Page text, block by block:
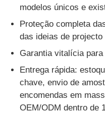
modelos únicos e
Proteção completa
das ideias de projecto
Garantia vitalícia
Entrega rápida:
chave, envio de
encomendas em
OEM/ODM dentro de